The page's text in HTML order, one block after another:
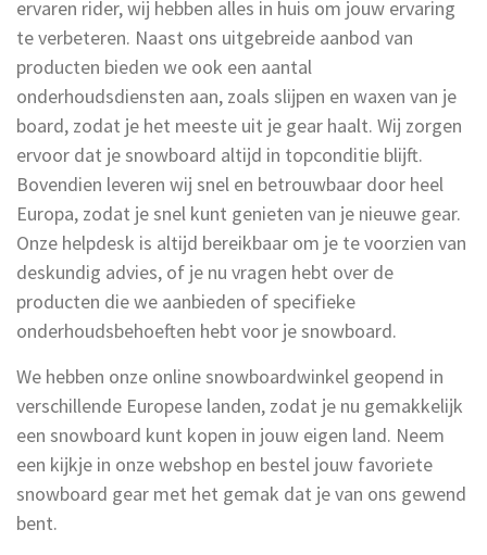
ervaren rider, wij hebben alles in huis om jouw ervaring
te verbeteren. Naast ons uitgebreide aanbod van
producten bieden we ook een aantal
onderhoudsdiensten aan, zoals slijpen en waxen van je
board, zodat je het meeste uit je gear haalt. Wij zorgen
ervoor dat je snowboard altijd in topconditie blijft.
Bovendien leveren wij snel en betrouwbaar door heel
Europa, zodat je snel kunt genieten van je nieuwe gear.
Onze helpdesk is altijd bereikbaar om je te voorzien van
deskundig advies, of je nu vragen hebt over de
producten die we aanbieden of specifieke
onderhoudsbehoeften hebt voor je snowboard.
We hebben onze online snowboardwinkel geopend in
verschillende Europese landen, zodat je nu gemakkelijk
een snowboard kunt kopen in jouw eigen land. Neem
een kijkje in onze webshop en bestel jouw favoriete
snowboard gear met het gemak dat je van ons gewend
bent.